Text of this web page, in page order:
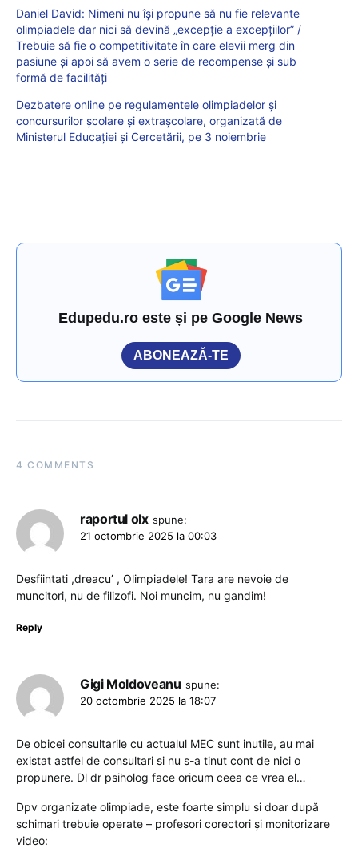
Daniel David: Nimeni nu își propune să nu fie relevante
olimpiadele dar nici să devină „excepție a excepțiilor” /
Trebuie să fie o competitivitate în care elevii merg din
pasiune și apoi să avem o serie de recompense și sub
formă de facilități
Dezbatere online pe regulamentele olimpiadelor și
concursurilor școlare și extrașcolare, organizată de
Ministerul Educației și Cercetării, pe 3 noiembrie
Edupedu.ro este și pe Google News
ABONEAZĂ-TE
4 COMMENTS
raportul olx spune:
21 octombrie 2025 la 00:03
Desfiintati ,dreacu’ , Olimpiadele! Tara are nevoie de
muncitori, nu de filizofi. Noi muncim, nu gandim!
Reply
Gigi Moldoveanu spune:
20 octombrie 2025 la 18:07
De obicei consultarile cu actualul MEC sunt inutile, au mai
existat astfel de consultari si nu s-a tinut cont de nici o
propunere. Dl dr psiholog face oricum ceea ce vrea el…
Dpv organizate olimpiade, este foarte simplu si doar după
schimari trebuie operate – profesori corectori și monitorizare
video: